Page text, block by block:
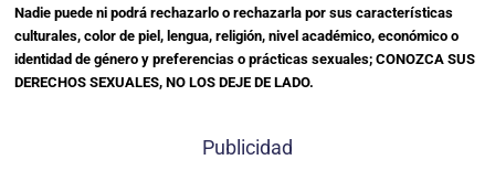
Nadie puede ni podrá rechazarlo o rechazarla por sus características
culturales, color de piel, lengua, religión, nivel académico, económico o
identidad de género y preferencias o prácticas sexuales; CONOZCA SUS
DERECHOS SEXUALES, NO LOS DEJE DE LADO.
Publicidad